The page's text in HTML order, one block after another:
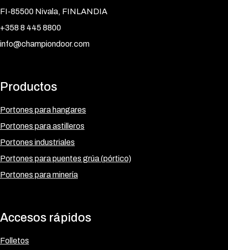
FI-85500 Nivala, FINLANDIA
+358 8 445 8800
info@championdoor.com
Productos
Portones para hangares
Portones para astilleros
Portones industriales
Portones para puentes grúa (pórtico)
Portones para minería
Accesos rápidos
Folletos